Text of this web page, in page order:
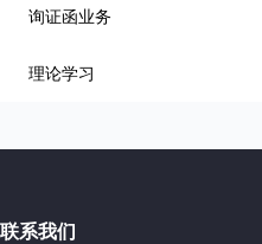
询证函业务
理论学习
联系我们